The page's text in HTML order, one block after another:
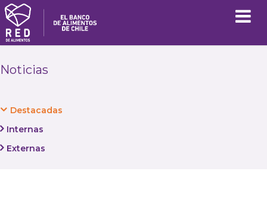
Noticias
Destacadas
Internas
Externas